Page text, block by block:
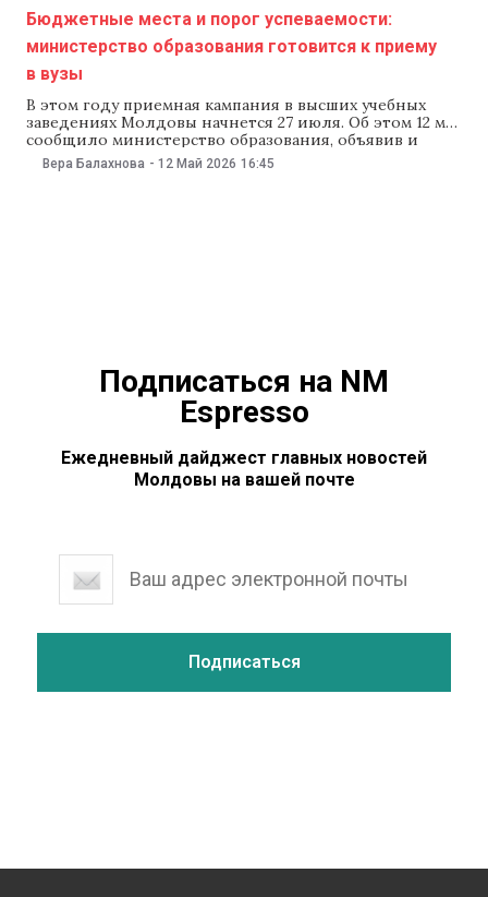
Бюджетные места и порог успеваемости:
министерство образования готовится к приему
в вузы
В этом году приемная кампания в высших учебных
заведениях Молдовы начнется 27 июля. Об этом 12 мая
сообщило министерство образования, объявив и
новые правила поступления. Так, абитуриентам,
поступающим на педагогический факультет,
Вера Балахнова - 12 Май 2026 16:45
Подписаться на NM
Espresso
Ежедневный дайджест главных новостей
Молдовы на вашей почте